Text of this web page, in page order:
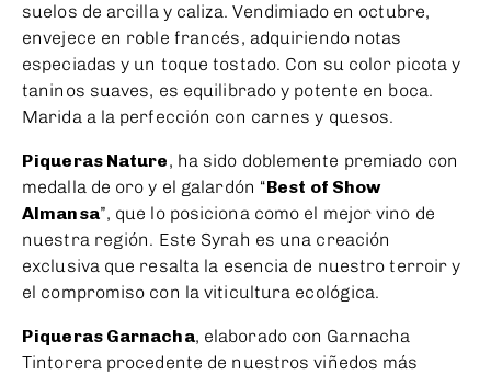
suelos de arcilla y caliza. Vendimiado en octubre,
envejece en roble francés, adquiriendo notas
especiadas y un toque tostado. Con su color picota y
taninos suaves, es equilibrado y potente en boca.
Marida a la perfección con carnes y quesos.
Piqueras Nature, ha sido doblemente premiado con
medalla de oro y el galardón “Best of Show
Almansa”, que lo posiciona como el mejor vino de
nuestra región. Este Syrah es una creación
exclusiva que resalta la esencia de nuestro terroir y
el compromiso con la viticultura ecológica.
Piqueras Garnacha, elaborado con Garnacha
Tintorera procedente de nuestros viñedos más